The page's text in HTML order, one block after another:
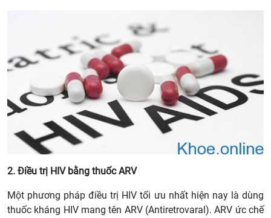
2. Điều trị HIV bằng thuốc ARV
Một phương pháp điều trị HIV tối ưu nhất hiện nay là dùng
thuốc kháng HIV mang tên ARV (Antiretrovaral). ARV ức chế